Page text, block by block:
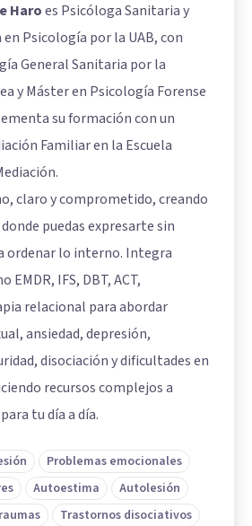
Haroes Psicóloga Sanitaria y
en Psicología por la UAB, con
General Sanitaria por la
y Máster en Psicología Forense
su formación con un
Familiar en la Escuela
claro y comprometido, creando
puedas expresarte sin
ordenar lo interno. Integra
IFS, DBT, ACT,
relacional para abordar
ansiedad, depresión,
disociación y dificultades en
recursos complejos a
tu día a día.
Problemas emocionales
Autoestima
Autolesión
Trastornos disociativos